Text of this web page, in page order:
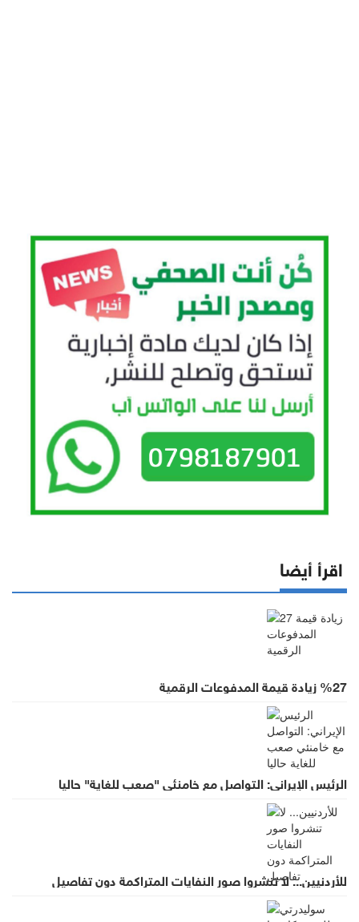
اقرأ أيضا
%27 زيادة قيمة المدفوعات الرقمية
الرئيس الإيراني: التواصل مع خامنئي "صعب للغاية" حاليا
للأردنيين... لا تنشروا صور النفايات المتراكمة دون تفاصيل